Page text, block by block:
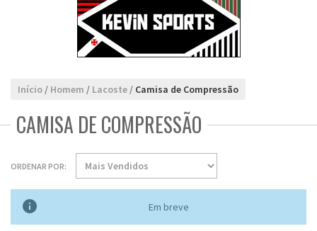
Início / Homem / Lacoste / Camisa de Compressão
CAMISA DE COMPRESSÃO
ORDENAR POR:
 Em breve